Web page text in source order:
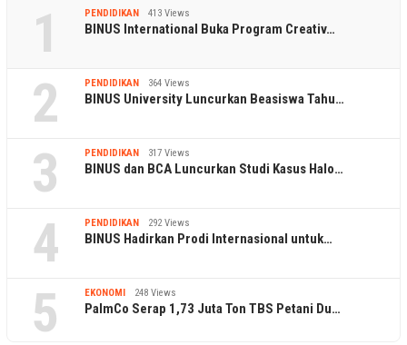
1 PENDIDIKAN 413 Views
BINUS International Buka Program Creativ…
2 PENDIDIKAN 364 Views
BINUS University Luncurkan Beasiswa Tahu…
3 PENDIDIKAN 317 Views
BINUS dan BCA Luncurkan Studi Kasus Halo…
4 PENDIDIKAN 292 Views
BINUS Hadirkan Prodi Internasional untuk…
5 EKONOMI 248 Views
PalmCo Serap 1,73 Juta Ton TBS Petani Du…